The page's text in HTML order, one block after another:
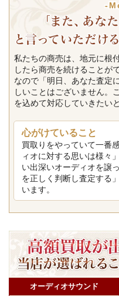
-
私たちの商売は、地元に根
したら商売を続けることが
なので「明日、あなた査定
しいことはございません。
を込めて対応していきたい
心がけていること
買取りをやっていて一番
ィオに対する思いは様々
い出深いオーディオを譲
を正しく判断し査定する
います。
オーディオサウンド